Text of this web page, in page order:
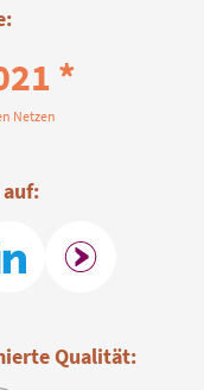
*
Netzen
auf:
Qualität: